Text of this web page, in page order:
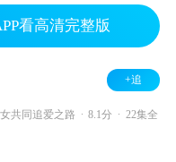
看高清完整版
+追
共同追爱之路 8.1分 22集全